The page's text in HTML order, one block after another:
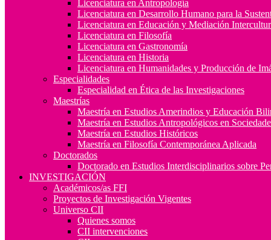
Licenciatura en Antropología
Licenciatura en Desarrollo Humano para la
Licenciatura en Educación y Mediación
Licenciatura en Filosofía
Licenciatura en Gastronomía
Licenciatura en Historia
Licenciatura en Humanidades y Producción de
Especialidades
Especialidad en Ética de las Investigaciones
Maestrías
Maestría en Estudios Amerindios y Educación
Maestría en Estudios Antropológicos en
Maestría en Estudios Históricos
Maestría en Filosofía Contemporánea Aplicada
Doctorados
Doctorado en Estudios Interdisciplinarios sobre
INVESTIGACIÓN
Académicos/as FFI
Proyectos de Investigación Vigentes
Universo CII
Quienes somos
CII intervenciones